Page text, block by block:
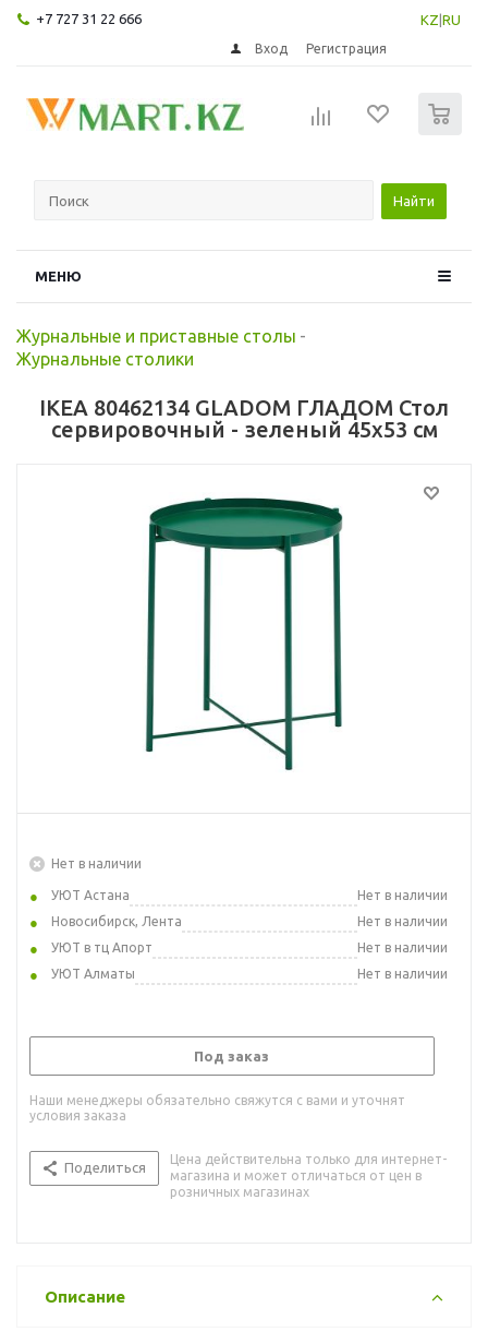
+7 727 31 22 666 KZ RU
Вход Регистрация
Найти
МЕНЮ
Журнальные и приставные столы -
Журнальные столики
IKEA 80462134 GLADOM ГЛАДОМ Стол
сервировочный - зеленый 45x53 см
Нет в наличии
УЮТ Астана
Нет в наличии
Новосибирск, Лента
Нет в наличии
УЮТ в тц Апорт
Нет в наличии
УЮТ Алматы
Нет в наличии
Под заказ
Наши менеджеры обязательно свяжутся с вами и уточнят
условия заказа
Поделиться
Цена действительна только для интернет-
магазина и может отличаться от цен в
розничных магазинах
Описание